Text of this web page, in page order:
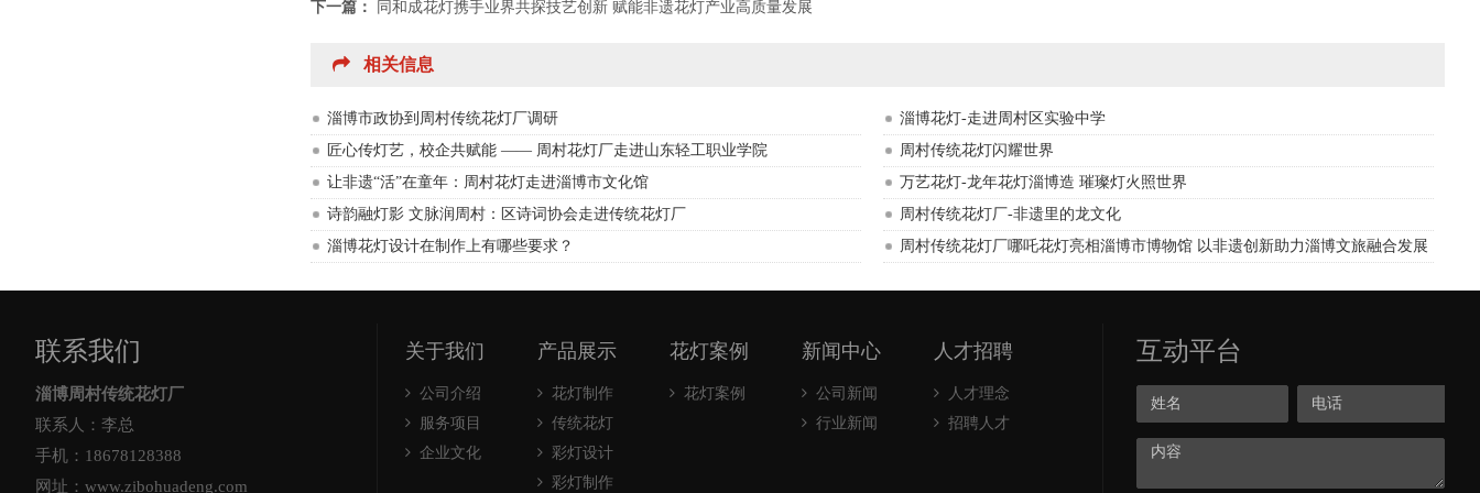
下一篇： 同和成花灯携手业界共探技艺创新 赋能非遗花灯产业高质量发展
相关信息
淄博市政协到周村传统花灯厂调研
淄博花灯-走进周村区实验中学
匠心传灯艺，校企共赋能 —— 周村花灯厂走进山东轻工职业学院
周村传统花灯闪耀世界
让非遗“活”在童年：周村花灯走进淄博市文化馆
万艺花灯-龙年花灯淄博造 璀璨灯火照世界
诗韵融灯影 文脉润周村：区诗词协会走进传统花灯厂
周村传统花灯厂-非遗里的龙文化
淄博花灯设计在制作上有哪些要求？
周村传统花灯厂哪吒花灯亮相淄博市博物馆 以非遗创新助力淄博文旅融合发展
联系我们
淄博周村传统花灯厂
联系人：李总
手机：18678128388
网址：www.zibohuadeng.com
关于我们
公司介绍
服务项目
企业文化
产品展示
花灯制作
传统花灯
彩灯设计
彩灯制作
花灯案例
花灯案例
新闻中心
公司新闻
行业新闻
人才招聘
人才理念
招聘人才
互动平台